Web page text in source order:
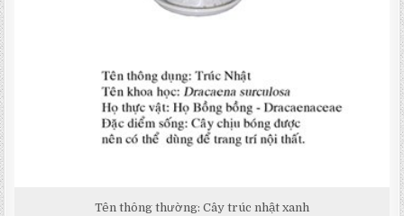
Tên thông thường: Cây trúc nhật xanh